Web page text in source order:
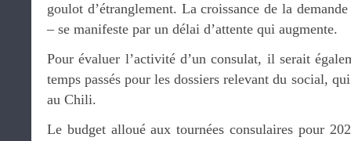
goulot d’étranglement. La croissance de la
– se manifeste par un délai d’attente qui augmente.
Pour évaluer l’activité d’un consulat, il serait
temps passés pour les dossiers relevant du social,
au Chili.
Le budget alloué aux tournées consulaires pour